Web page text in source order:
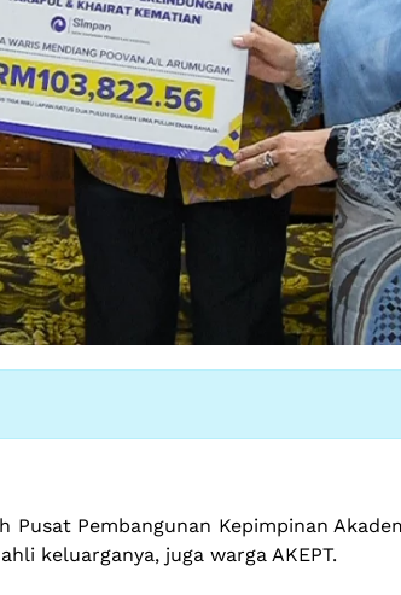
Pembangunan Kepimpinan
keluarganya, juga warga AKEPT.